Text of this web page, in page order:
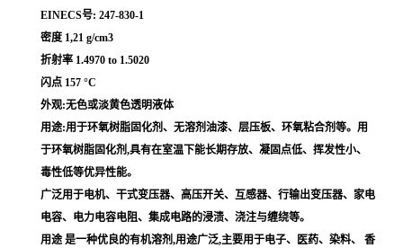
EINECS号: 247-830-1
密度 1,21 g/cm3
折射率 1.4970 to 1.5020
闪点 157 °C
外观:无色或淡黄色透明液体
用途:用于环氧树脂固化剂、无溶剂油漆、层压板、环氧粘合剂等。用
于环氧树脂固化剂,具有在室温下能长期存放、凝固点低、挥发性小、
毒性低等优异性能。
广泛用于电机、干式变压器、高压开关、互感器、行输出变压器、家电
电容、电力电容电阻、集成电路的浸渍、浇注与缠绕等。
用途 是一种优良的有机溶剂,用途广泛,主要用于电子、医药、染料、 香